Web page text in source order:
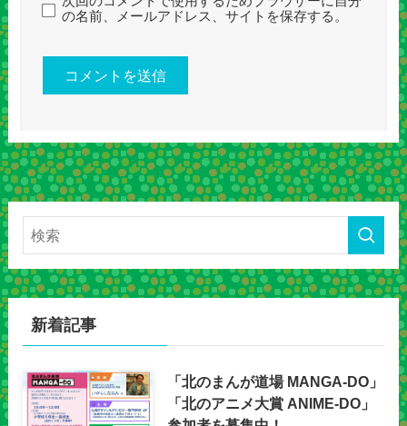
の名前、メールアドレス、サイトを保存する。
新着記事
「北のまんが道場 MANGA-DO」
「北のアニメ大賞 ANIME-DO」